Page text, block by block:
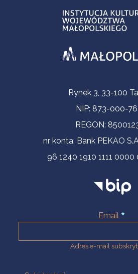
Informacje kontaktowe
Rynek 3, 33-100
NIP: 873-000-
REGON:
nr konta: Bank PEKAO
96 1240 1910 1111
Email
Adres e-mail